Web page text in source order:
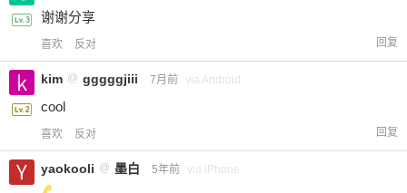
谢谢分享
喜欢 反对 回复
kim @ gggggjiii 7月前 via Android
cool
喜欢 反对 回复
yaokooli @ 墨白 5年前 via iPhone